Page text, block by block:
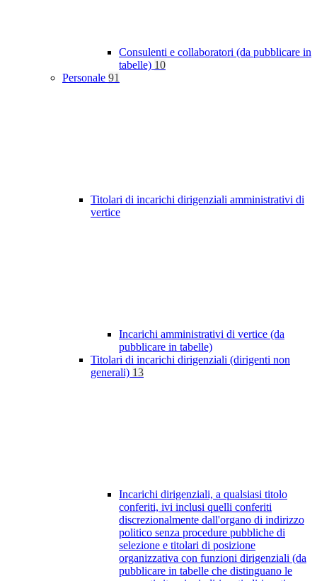
Consulenti e collaboratori (da pubblicare in
tabelle) 10
Personale 91
Titolari di incarichi dirigenziali amministrativi di
vertice
Incarichi amministrativi di vertice (da
pubblicare in tabelle)
Titolari di incarichi dirigenziali (dirigenti non
generali) 13
Incarichi dirigenziali, a qualsiasi titolo
conferiti, ivi inclusi quelli conferiti
discrezionalmente dall'organo di indirizzo
politico senza procedure pubbliche di
selezione e titolari di posizione
organizzativa con funzioni dirigenziali (da
pubblicare in tabelle che distinguano le